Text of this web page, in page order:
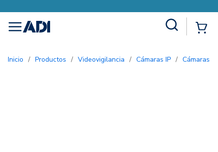
menu
Inicio / Productos / Videovigilancia / Cámaras IP / Cámaras